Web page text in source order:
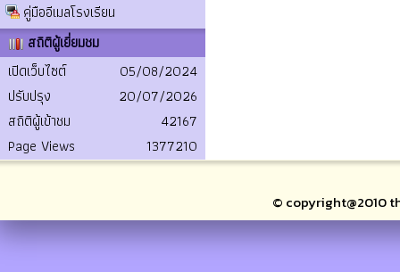
คู่มืออีเมลโรงเรียน
สถิติผู้เยี่ยมชม
เปิดเว็บไซต์
05/08/2024
ปรับปรุง
20/07/2026
สถิติผู้เข้าชม
42167
Page Views
1377210
© copyright@2010